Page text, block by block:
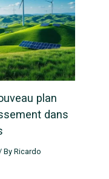
plan
dans
/ ByRicardo